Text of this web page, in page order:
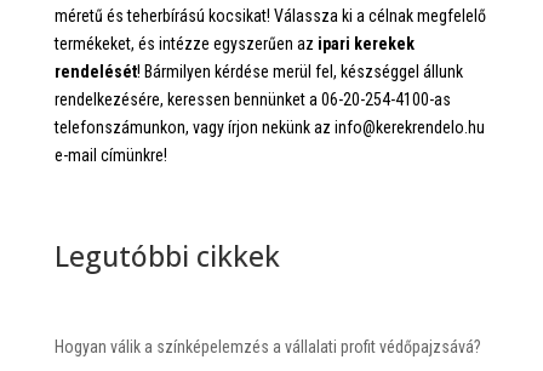
méretű és teherbírású kocsikat! Válassza ki a célnak megfelelő
termékeket, és intézze egyszerűen az ipari kerekek
rendelését! Bármilyen kérdése merül fel, készséggel állunk
rendelkezésére, keressen bennünket a 06-20-254-4100-as
telefonszámunkon, vagy írjon nekünk az info@kerekrendelo.hu
e-mail címünkre!
Legutóbbi cikkek
Hogyan válik a színképelemzés a vállalati profit védőpajzsává?